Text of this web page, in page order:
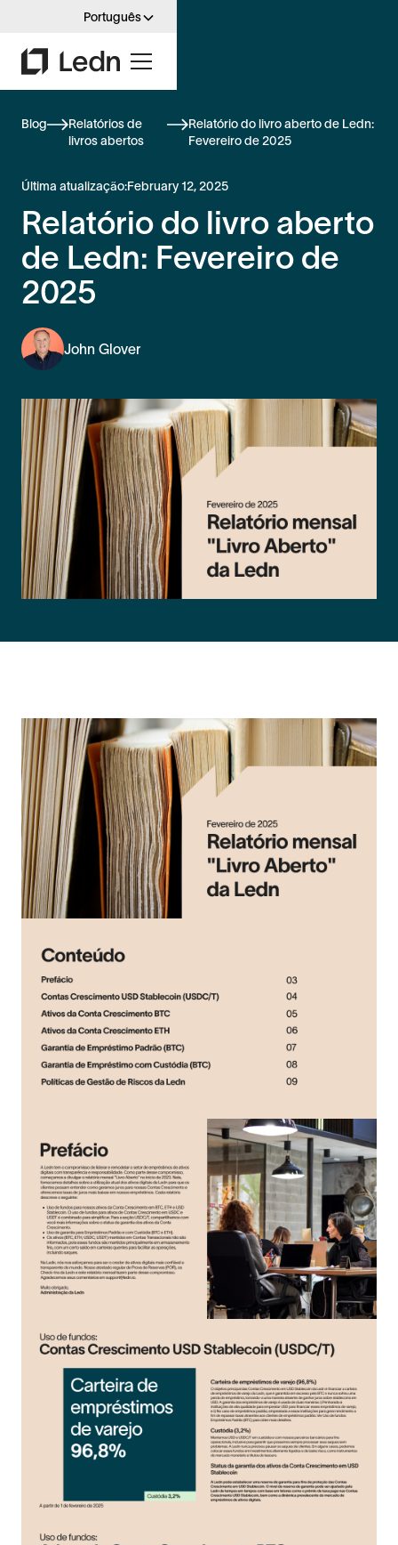
Português
Blog
Relatórios de
livros abertos
Relatório do livro aberto de Ledn:
Fevereiro de 2025
Última atualização:February 12, 2025
Relatório do livro aberto
de Ledn: Fevereiro de
2025
John Glover